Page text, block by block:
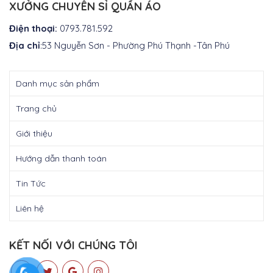
XƯỞNG CHUYÊN SỈ QUẦN ÁO
Điện thoại: 0793.781.592
Địa chỉ:53 Nguyễn Sơn - Phường Phú Thạnh -Tân Phú
Danh mục sản phẩm
Trang chủ
Giới thiệu
Hướng dẫn thanh toán
Tin Tức
Liên hệ
KẾT NỐI VỚI CHÚNG TÔI